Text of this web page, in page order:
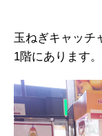
玉ねぎキャッチ
1階にあります。